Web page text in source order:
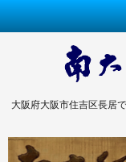
大阪府大阪市住吉区長居